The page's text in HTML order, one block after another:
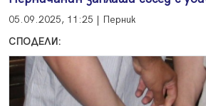
05.09.2025, 11:25 | Перник
СПОДЕЛИ: